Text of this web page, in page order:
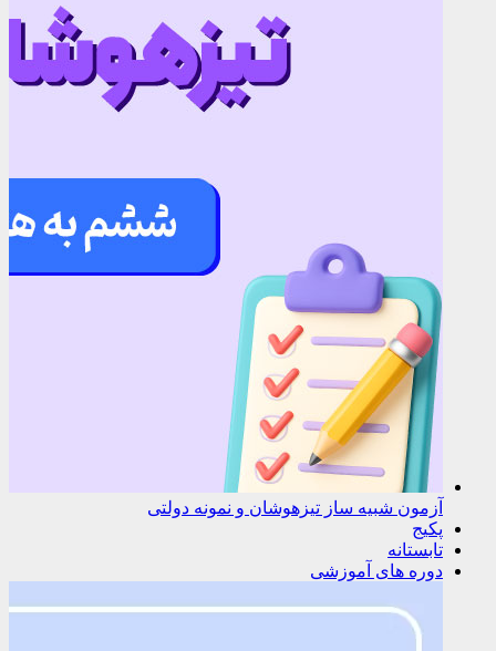
آزمون شبیه ساز تیزهوشان و نمونه دولتی
پکیج
تابستانه
دوره های آموزشی